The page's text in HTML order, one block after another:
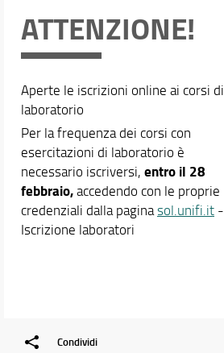
Orario e calendari
ATTENZIONE!
Aperte le iscrizioni online ai corsi di
laboratorio
Per la frequenza dei corsi con
esercitazioni di laboratorio è
necessario iscriversi, entro il 28
febbraio,accedendo con le proprie
credenziali dalla paginasol.unifi.it-
Iscrizione laboratori
Condividi